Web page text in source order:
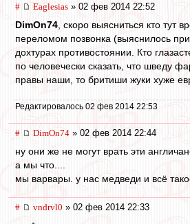
# Eaglesias » 02 фев 2014 22:52
DimOn74 , скоро выясниться кто
переломом позвонка (выяснилось
дохтурах противостоянии. Кто
по человечески сказать, что шведу
правы наши, то бритиши жуки хуже
Редактировалось 02 фев 2014 22:53
# DimOn74 » 02 фев 2014 22:44
ну они же не могут врать эти
а мы что....
мы варвары. у нас медведи и всё
# vndrvl0 » 02 фев 2014 22:33